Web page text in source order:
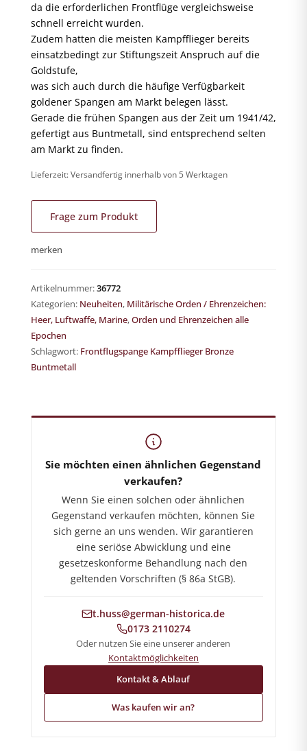
da die erforderlichen Frontflüge vergleichsweise
schnell erreicht wurden.
Zudem hatten die meisten Kampfflieger bereits
einsatzbedingt zur Stiftungszeit Anspruch auf die
Goldstufe,
was sich auch durch die häufige Verfügbarkeit
goldener Spangen am Markt belegen lässt.
Gerade die frühen Spangen aus der Zeit um 1941/42,
gefertigt aus Buntmetall, sind entsprechend selten
am Markt zu finden.
Lieferzeit:Versandfertig innerhalb von 5 Werktagen
Frage zum Produkt
merken
Artikelnummer:36772
Kategorien: Neuheiten, Militärische Orden / Ehrenzeichen:
Heer, Luftwaffe, Marine,Orden und Ehrenzeichen alle
Epochen
Schlagwort: Frontflugspange Kampfflieger Bronze
Buntmetall
Sie möchten einen ähnlichen Gegenstand
verkaufen?
Wenn Sie einen solchen oder ähnlichen
Gegenstand verkaufen möchten, können Sie
sich gerne an uns wenden. Wir garantieren
eine seriöse Abwicklung und eine
gesetzeskonforme Behandlung nach den
geltenden Vorschriften (§ 86a StGB).
t.huss@german-historica.de
0173 2110274
Oder nutzen Sie eine unserer anderen
Kontaktmöglichkeiten
Kontakt & Ablauf
Was kaufen wir an?